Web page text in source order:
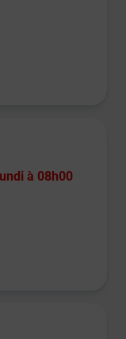
lundi à 08h00